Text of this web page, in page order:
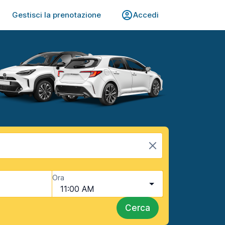
Gestisci la prenotazione Accedi
Ora
11:00 AM
Cerca